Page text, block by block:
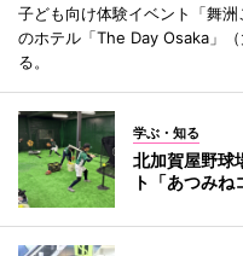
子ども向け体験イベント「舞
のホテル「The Day Osaka」
る。
学ぶ・知る
北加賀屋野
ト「あつみ